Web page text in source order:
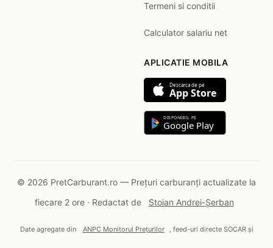
Termeni si conditii
Calculator salariu net
APLICATIE MOBILA
Descarca de pe
App Store
DISPONIBIL PE
Google Play
© 2026 PretCarburant.ro — Prețuri carburanți actualizate la
fiecare 2 ore · Redactat de
Stoian Andrei-Șerban
Date agregate din ANPC Monitorul Prețurilor , feed-uri directe SOCAR și